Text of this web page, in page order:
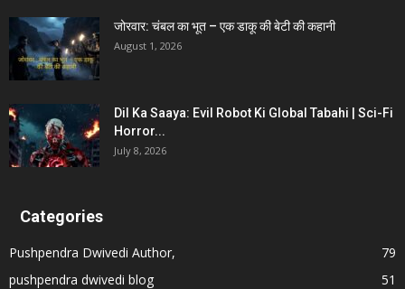
जोरवार: चंबल का भूत – एक डाकू की बेटी की कहानी
August 1, 2026
Dil Ka Saaya: Evil Robot Ki Global Tabahi | Sci-Fi
Horror...
July 8, 2026
Categories
Pushpendra Dwivedi Author,
79
pushpendra dwivedi blog
51